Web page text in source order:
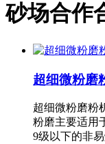
砂场合作
超细微粉磨
超细微粉磨粉
粉磨主要适用
9级以下的非